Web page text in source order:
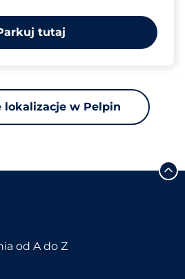
tutaj
lokalizacje w Pelpin
od A do Z